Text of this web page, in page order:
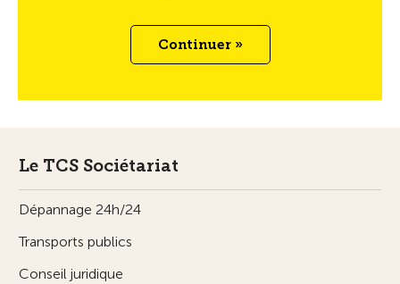
Continuer »
Le TCS Sociétariat
Dépannage 24h/24
Transports publics
Conseil juridique